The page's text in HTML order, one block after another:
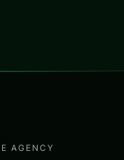
AGENCY